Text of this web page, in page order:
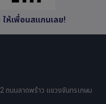
ห้เพื่อนสแกนเลย!
ถนนลาดพร้าว แขวงจันทรเกษม